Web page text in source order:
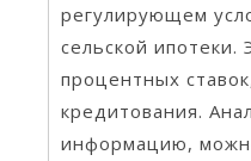
регулирующем
сельской ипотеки.
процентных
кредитования.
информацию,